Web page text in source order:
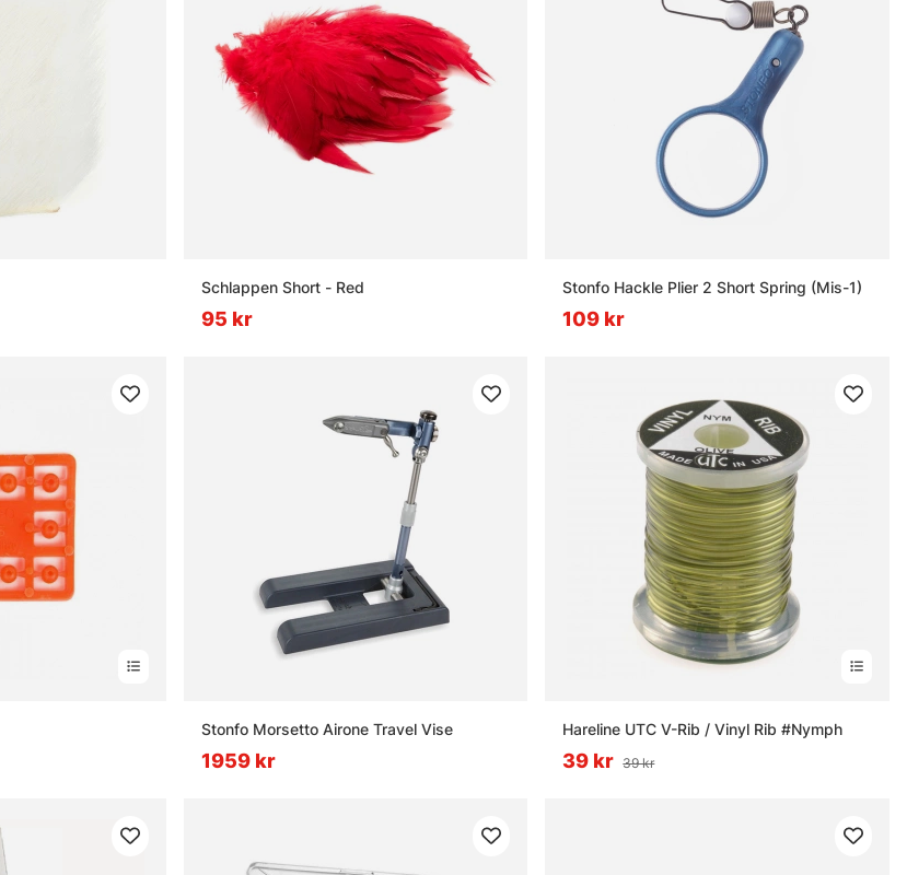
Schlappen Short - Red
95 kr
Stonfo Hackle Plier 2 Short Spring (Mis-1)
109 kr
Stonfo Morsetto Airone Travel Vise
1959 kr
Hareline UTC V-Rib / Vinyl Rib #Nymph
39 kr 39 kr